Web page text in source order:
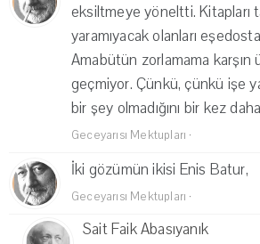
eksiltmeye yöneltti. Kitapları
yaramıyacak olanları
Amabütün zorlamama karşın
geçmiyor. Çünkü, çünkü işe
bir şey olmadığını bir kez
Geceyarısı Mektupları ·
İki gözümün ikisi Enis Batur,
Geceyarısı Mektupları ·
Sait Faik Abasıyanık